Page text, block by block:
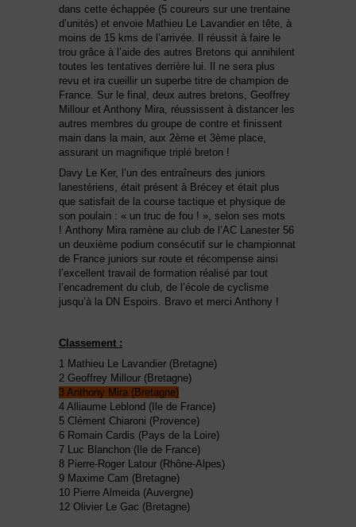
dans cette échappée (5 coureurs sur une trentaine
d’unités) et envoie Mathieu Le Lavandier en tête, à
moins de 15 kms de l’arrivée. Il réussit à faire le
trou grâce à l’aide des autres Bretons qui annihilent
toutes les tentatives derrière lui. Il ne sera plus
revu et ira cueillir un superbe titre de champion de
France. Sur le final, deux autres bretons, Geoffrey
Millour et Anthony Mira, réussissent à distancer les
autres membres du groupe de contre et finissent
main dans la main, aux 2ème et 3ème place,
assurant un magnifique triplé breton !
Davy Le Ker, l’un des entraîneurs des juniors
lanestériens, était présent à Brécey et était plus
que satisfait de la course tactique et physique de
son poulain : « un truc de fou ! », selon ses mots
! Anthony Mira ramène au club de l’AC Lanester 56
un deuxième podium consécutif sur le championnat
de France juniors sur route et récompense ainsi
l’excellent travail de formation réalisé par tout
l’encadrement du club, de l’école de cyclisme
jusqu’à la DN Espoirs. Bravo et merci Anthony !
Classement :
1 Mathieu Le Lavandier (Bretagne)
2 Geoffrey Millour (Bretagne)
3 Anthony Mira (Bretagne)
4 Alliaume Leblond (Ile de France)
5 Clément Chiaroni (Provence)
6 Romain Cardis (Pays de la Loire)
7 Luc Blanchon (Ile de France)
8 Pierre-Roger Latour (Rhône-Alpes)
9 Maxime Cam (Bretagne)
10 Pierre Almeida (Auvergne)
12 Olivier Le Gac (Bretagne)